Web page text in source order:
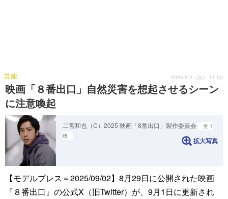
映画「８番出口」自然災害を想起させるシーン
に注意喚起
芸能 2025.9.2（火） 11:00
二宮和也（C）2025 映画「8番出口」製作委員会
全 1
枚
拡大写真
【モデルプレス＝2025/09/02】8月29日に公開された映画
『８番出口』の公式X（旧Twitter）が、9月1日に更新され